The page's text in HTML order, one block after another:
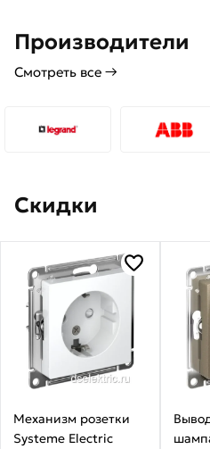
RGB 5400lm 800361
Производители
Смотреть все →
Скидки
Механизм розетки
Systeme Electric